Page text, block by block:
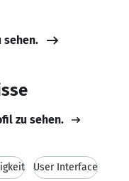
sehen.
zu sehen.
User Interface